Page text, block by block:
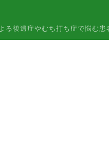
る後遺症やむち打ち症で悩